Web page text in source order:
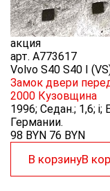
акция
арт. A773617
Volvo S40 S40 I
Замок двери
2000 Кузовщина
1996; Седан.; 1,6;
Германии.
98 BYN 76 BYN
В корзинуВ